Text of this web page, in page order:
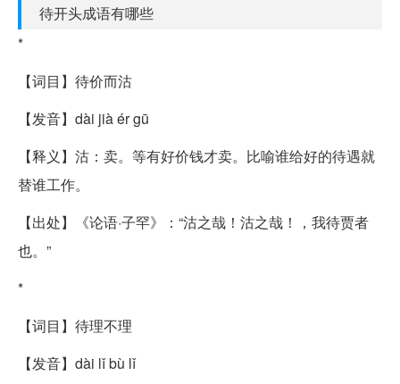
待开头成语有哪些
*
【词目】待价而沽
【发音】dài jià ér gū
【释义】沽：卖。等有好价钱才卖。比喻谁给好的待遇就
替谁工作。
【出处】《论语·子罕》：“沽之哉！沽之哉！，我待贾者
也。”
*
【词目】待理不理
【发音】dài lǐ bù lǐ